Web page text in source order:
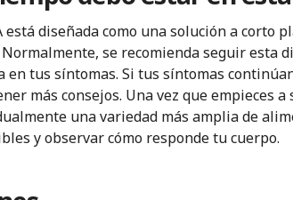
está diseñada como una solución a corto
se recomienda seguir esta
en tus síntomas. Si tus síntomas
más consejos. Una vez que empieces
una variedad más amplia de
y observar cómo responde tu cuerpo.